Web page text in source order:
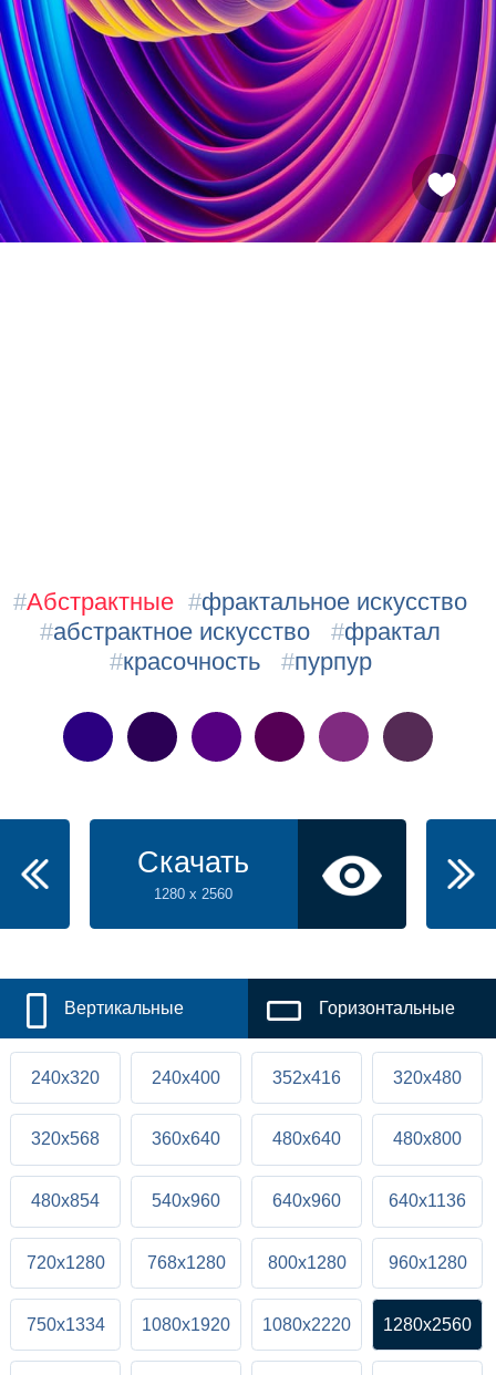
#Абстрактные #фрактальное искусство
#абстрактное искусство #фрактал
#красочность #пурпур
Скачать
1280 x 2560
Вертикальные Горизонтальные
240x320 240x400 352x416 320x480
320x568 360x640 480x640 480x800
480x854 540x960 640x960 640x1136
720x1280 768x1280 800x1280 960x1280
750x1334 1080x1920 1080x2220 1280x2560